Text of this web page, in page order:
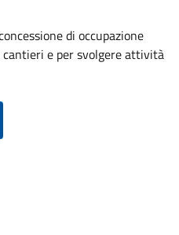
di occupazione
e per svolgere attività